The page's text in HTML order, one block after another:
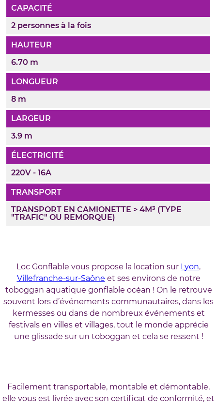
CAPACITÉ
2 personnes à la fois
HAUTEUR
6.70 m
LONGUEUR
8 m
LARGEUR
3.9 m
ÉLECTRICITÉ
220V - 16A
TRANSPORT
TRANSPORT EN CAMIONETTE > 4M³ (TYPE
"TRAFIC" OU REMORQUE)
Loc Gonflable vous propose la location sur Lyon,
Villefranche-sur-Saône et ses environs de notre
toboggan aquatique gonflable océan ! On le retrouve
souvent lors d’événements communautaires, dans les
kermesses ou dans de nombreux événements et
festivals en villes et villages, tout le monde apprécie
une glissade sur un toboggan et cela se ressent !
Facilement transportable, montable et démontable,
elle vous est livrée avec son certificat de conformité, et